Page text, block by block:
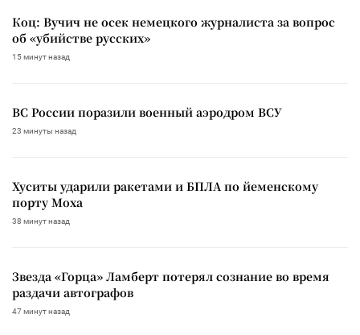
Коц: Вучич не осек немецкого журналиста за вопрос
об «убийстве русских»
15 минут назад
ВС России поразили военный аэродром ВСУ
23 минуты назад
Хуситы ударили ракетами и БПЛА по йеменскому
порту Моха
38 минут назад
Звезда «Горца» Ламберт потерял сознание во время
раздачи автографов
47 минут назад